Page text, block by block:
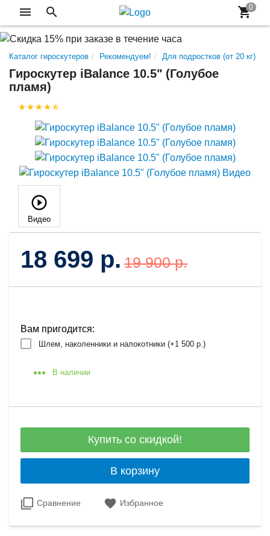
Каталог гироскутеров Рекомендуем! Для подростков (от 20 кг)
Гироскутер iBalance 10.5" (Голубое
пламя)
Видео
18 699 р. 19 900 р.
Вам пригодится:
Шлем, наколенники и налокотники (+1 500 р.)
В наличии
Купить со скидкой!
В корзину
Сравнение Избранное